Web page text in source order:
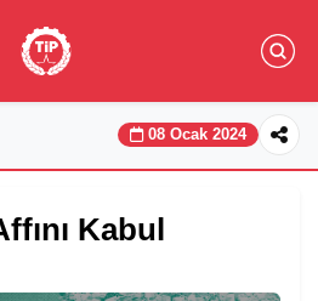
08 Ocak 2024
Kabul